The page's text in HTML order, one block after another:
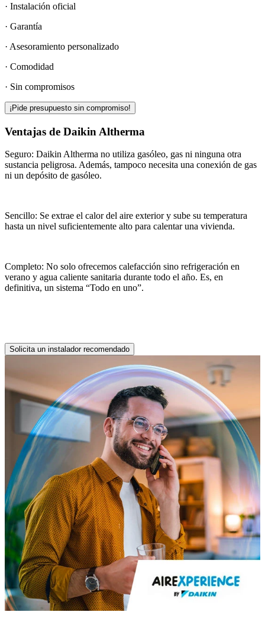
· Instalación oficial
· Garantía
· Asesoramiento personalizado
· Comodidad
· Sin compromisos
¡Pide presupuesto sin compromiso!
Ventajas de Daikin Altherma
Seguro: Daikin Altherma no utiliza gasóleo, gas ni ninguna otra
sustancia peligrosa. Además, tampoco necesita una conexión de gas
ni un depósito de gasóleo.
Sencillo: Se extrae el calor del aire exterior y sube su temperatura
hasta un nivel suficientemente alto para calentar una vivienda.
Completo: No solo ofrecemos calefacción sino refrigeración en
verano y agua caliente sanitaria durante todo el año. Es, en
definitiva, un sistema “Todo en uno”.
Solicita un instalador recomendado